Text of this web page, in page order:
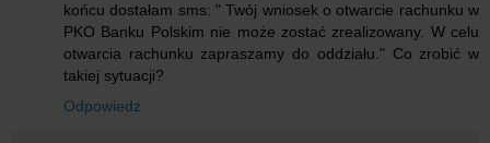
końcu dostałam sms: " Twój wniosek o otwarcie rachunku w
PKO Banku Polskim nie może zostać zrealizowany. W celu
otwarcia rachunku zapraszamy do oddziału." Co zrobić w
takiej sytuacji?
Odpowiedz